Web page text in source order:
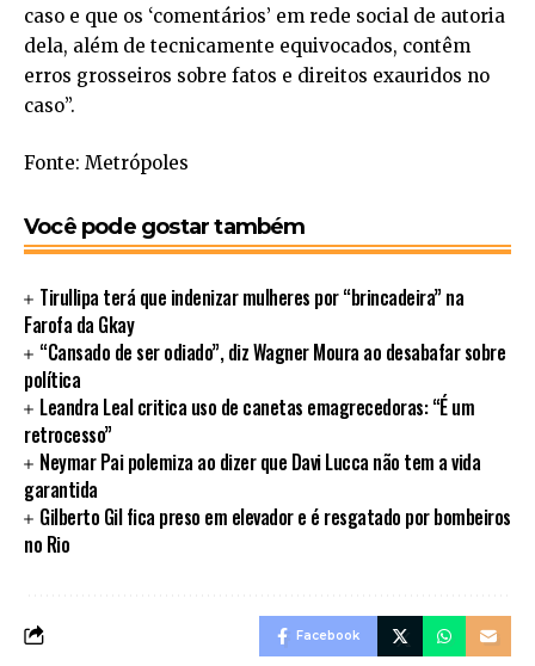
caso e que os ‘comentários’ em rede social de autoria
dela, além de tecnicamente equivocados, contêm
erros grosseiros sobre fatos e direitos exauridos no
caso”.
Fonte: Metrópoles
Você pode gostar também
Tirullipa terá que indenizar mulheres por “brincadeira” na
Farofa da Gkay
“Cansado de ser odiado”, diz Wagner Moura ao desabafar sobre
política
Leandra Leal critica uso de canetas emagrecedoras: “É um
retrocesso”
Neymar Pai polemiza ao dizer que Davi Lucca não tem a vida
garantida
Gilberto Gil fica preso em elevador e é resgatado por bombeiros
no Rio
Facebook